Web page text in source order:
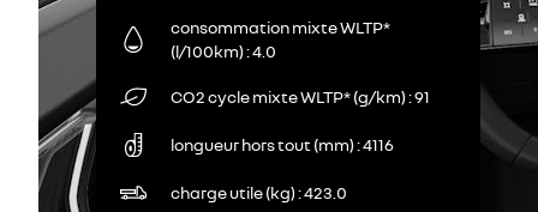
consommation mixte WLTP*
(l/100km) 4.0
CO2 cycle mixte WLTP* (g/km) 91
longueur hors tout (mm) 4116
charge utile (kg) 423.0